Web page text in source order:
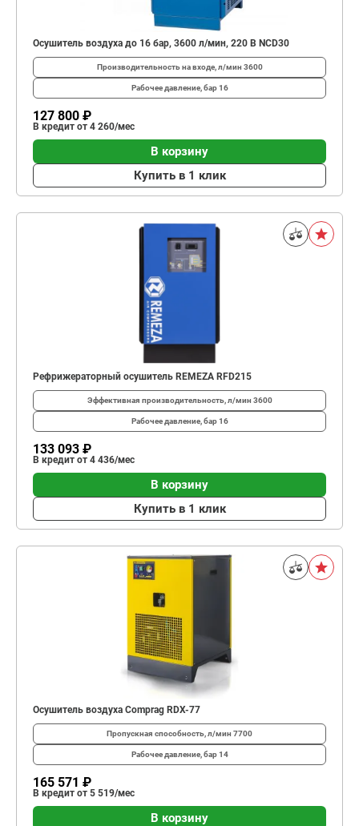
Осушитель воздуха до 16 бар, 3600 л/мин, 220 В NCD30
Производительность на входе, л/мин 3600
Рабочее давление, бар16
127 800 ₽
В кредит от 4 260/мес
В корзину
Купить в 1 клик
Рефрижераторный осушитель REMEZA RFD215
Эффективная производительность, л/мин 3600
Рабочее давление, бар16
133 093 ₽
В кредит от 4 436/мес
В корзину
Купить в 1 клик
Осушитель воздуха Comprag RDX-77
Пропускная способность, л/мин 7700
Рабочее давление, бар14
165 571 ₽
В кредит от 5 519/мес
В корзину